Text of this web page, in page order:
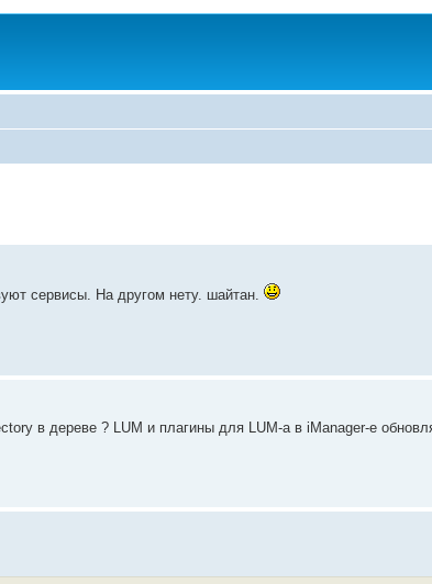
сервисы. На другом нету. шайтан.
в дереве ? LUM и плагины для LUM-а в iManager-е